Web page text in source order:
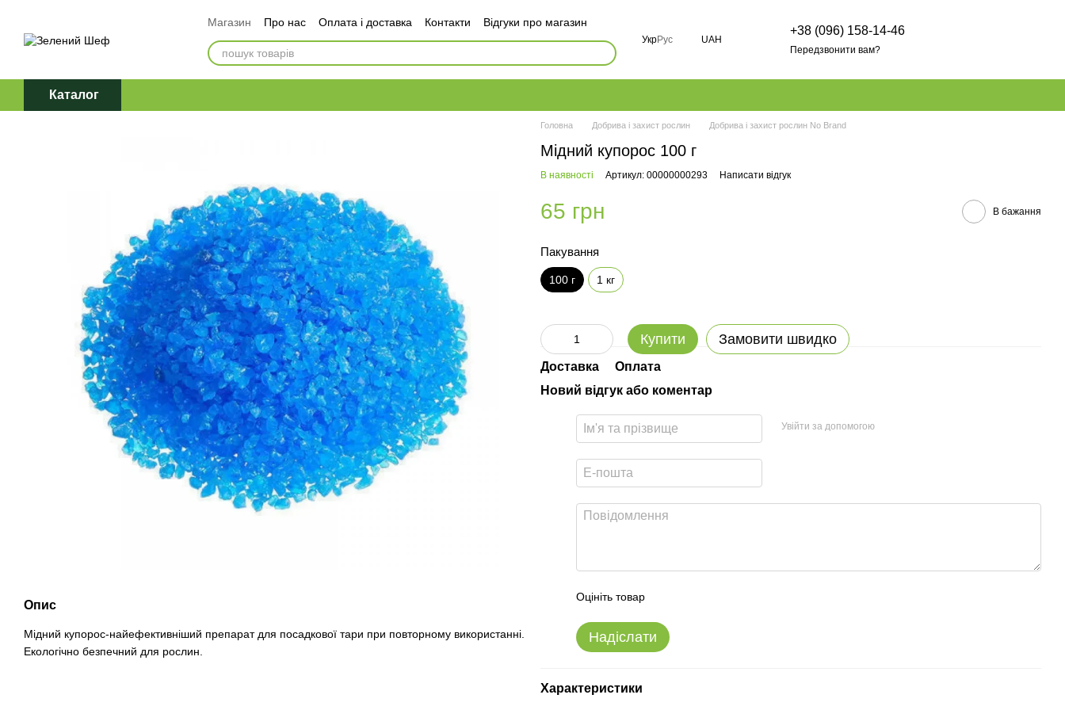
Магазин Про нас Оплата і доставка Контакти
Відгуки про магазин
Обмін та повернення
Договір публічної оферти
Політика конфіденційності
УкрРус UAH
+38 (096) 158-14-46
Передзвонити вам?
Каталог
Опис
Мідний купорос-найефективніший препарат для посадкової тари при повторному використанні.
Екологічно безпечний для рослин.
Головна Добрива і захист рослин Добрива і захист рослин No Brand
Мідний купорос 100 г
В наявності Артикул: 00000000293 Написати відгук
65 грн В бажання
Пакування
100 г 1 кг
Купити Замовити швидко
Доставка
Оплата
Новий відгук або коментар
Увійти за допомогою
Оцініть товар
Надіслати
Характеристики